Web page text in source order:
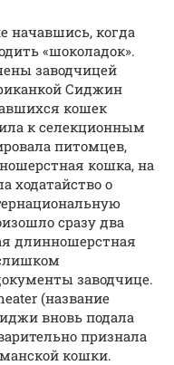
начавшись, когда
«шоколадок».
заводчицей
Сиджин
кошек
к селекционным
питомцев,
кошка, на
ходатайство о
сразу два
длинношерстная
заводчице.
(название
вновь подала
признала
кошки.